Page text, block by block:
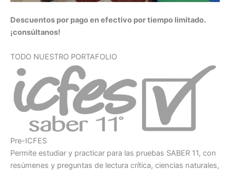
Descuentos por pago en efectivo por tiempo limitado.
¡consúltanos!
TODO NUESTRO PORTAFOLIO
Pre-ICFES
Permite estudiar y practicar para las pruebas SABER 11, con
resúmenes y preguntas de lectura crítica, ciencias naturales,